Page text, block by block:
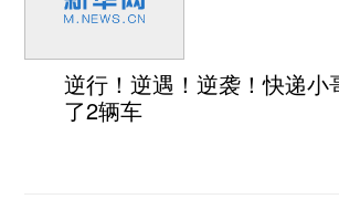
逆行！逆遇！逆袭！快递小
了2辆车